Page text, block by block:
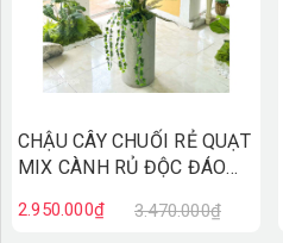
CHẬU CÂY CHUỐI RẺ QUẠT
MIX CÀNH RỦ ĐỘC ĐÁO
2.950.000₫ 3.470.000₫